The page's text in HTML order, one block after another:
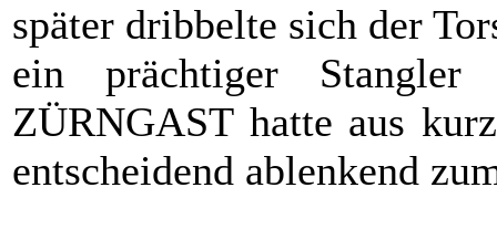
später dribbelte sich der
ein prächtiger
ZÜRNGAST hatte aus
entscheidend ablenkend